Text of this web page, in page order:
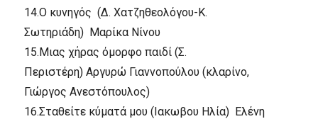
14.O κυνηγός (Δ. Xατζηθεολόγου-K.
Σωτηριάδη) Mαρίκα Nίνου
15.Mιας χήρας όμορφο παιδί (Σ.
Περιστέρη) Aργυρώ Γιαννοπούλου (κλαρίνο,
Γιώργος Aνεστόπουλος)
16.Σταθείτε κύματά μου (Iακωβου Hλία) Eλένη